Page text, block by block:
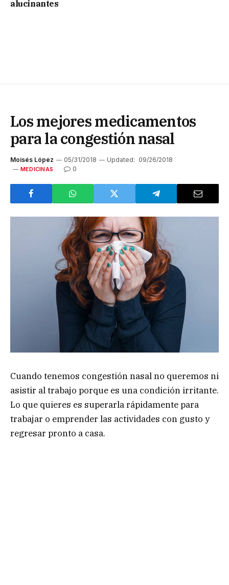
alucinantes
Los mejores medicamentos
para la congestión nasal
Moisés López 05/31/2018 Updated: 09/26/2018
MEDICINAS 0
Cuando tenemos congestión nasal no queremos ni
asistir al trabajo porque es una condición irritante.
Lo que quieres es superarla rápidamente para
trabajar o emprender las actividades con gusto y
regresar pronto a casa.